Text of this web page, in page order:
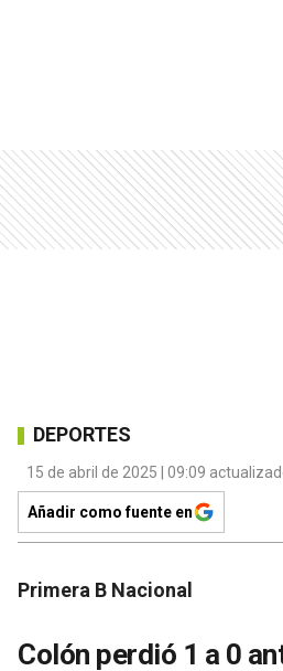
DEPORTES
15 de abril de 2025 | 09:09
Añadir como fuente en
Primera B Nacional
Colón perdió 1 a 0